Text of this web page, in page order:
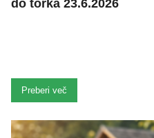
do torka 23.6.2026
Preberi več